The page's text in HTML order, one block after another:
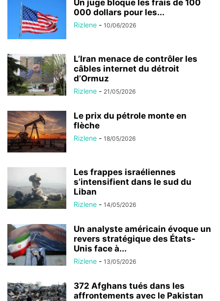
Un juge bloque les frais de 100
000 dollars pour les...
Rizlene - 10/06/2026
L’Iran menace de contrôler les
câbles internet du détroit
d’Ormuz
Rizlene - 21/05/2026
Le prix du pétrole monte en
flèche
Rizlene - 18/05/2026
Les frappes israéliennes
s’intensifient dans le sud du
Liban
Rizlene - 14/05/2026
Un analyste américain évoque un
revers stratégique des États-
Unis face à...
Rizlene - 13/05/2026
372 Afghans tués dans les
affrontements avec le Pakistan